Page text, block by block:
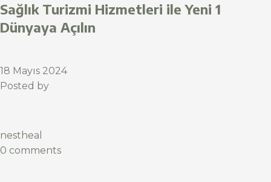
Sağlık Turizmi Hizmetleri ile Yeni 1
Dünyaya Açılın
18 Mayıs 2024
Posted by
nestheal
0 comments